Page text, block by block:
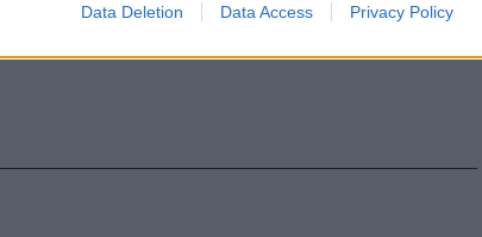
Data Deletion Data Access Privacy Policy